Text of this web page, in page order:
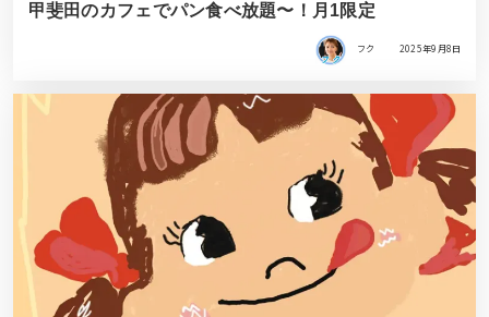
甲斐田のカフェでパン食べ放題〜！月1限定
フク 2025年9月8日